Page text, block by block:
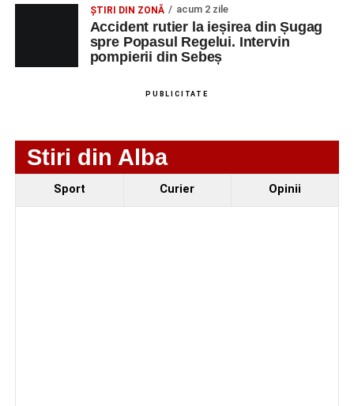
Fest, la Cetatea Greavilor din Gârbova
ȘTIRI DIN ZONĂ acum 2 zile
Accident rutier la ieșirea din Șugag
spre Popasul Regelui. Intervin
pompierii din Sebeș
PUBLICITATE
Stiri din Alba
Sport Curier Opinii